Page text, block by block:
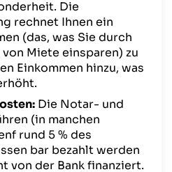
Die
rechnet Ihnen ein
(das, was Sie durch
Miete einsparen) zu
Einkommen hinzu, was
Die Notar- und
(in manchen
rund 5 % des
bar bezahlt werden
von der Bank finanziert.